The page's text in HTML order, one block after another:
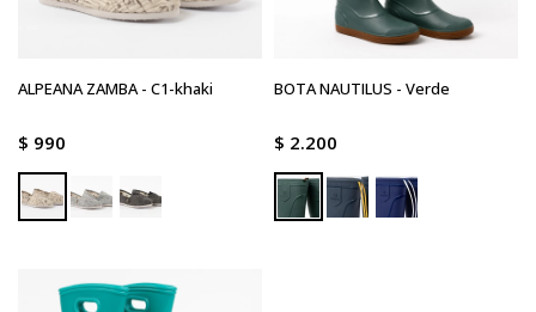
ALPEANA ZAMBA - C1-khaki
$ 990
BOTA NAUTILUS - Verde
$ 2.200